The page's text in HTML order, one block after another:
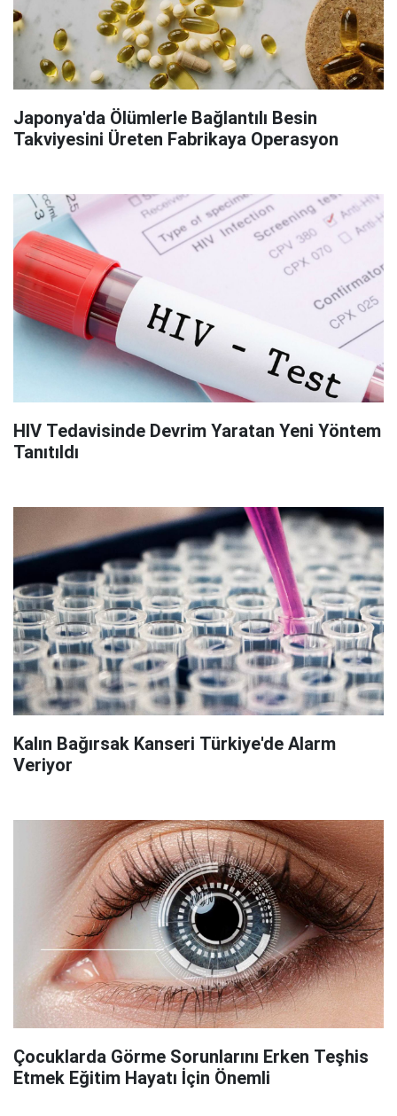
Japonya'da Ölümlerle Bağlantılı Besin
Takviyesini Üreten Fabrikaya Operasyon
HIV Tedavisinde Devrim Yaratan Yeni Yöntem
Tanıtıldı
Kalın Bağırsak Kanseri Türkiye'de Alarm
Veriyor
Çocuklarda Görme Sorunlarını Erken Teşhis
Etmek Eğitim Hayatı İçin Önemli